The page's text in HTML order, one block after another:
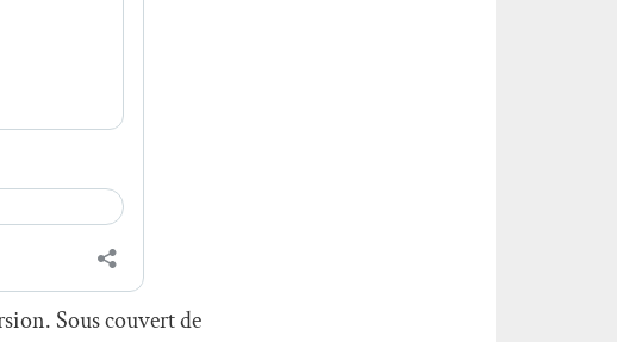
Sous couvert de